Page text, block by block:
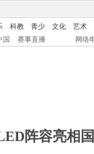
科教 青少 文化
艺术
国 赛事直播 网络
阵容亮相